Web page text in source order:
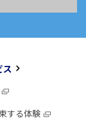
ス
する体験